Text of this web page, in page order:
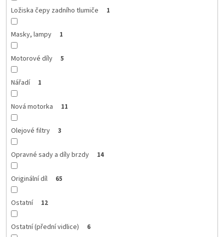
Ložiska čepy zadního tlumiče 1
Masky, lampy 1
Motorové díly 5
Nářadí 1
Nová motorka 11
Olejové filtry 3
Opravné sady a díly brzdy 14
Originální díl 65
Ostatní 12
Ostatní (přední vidlice) 6